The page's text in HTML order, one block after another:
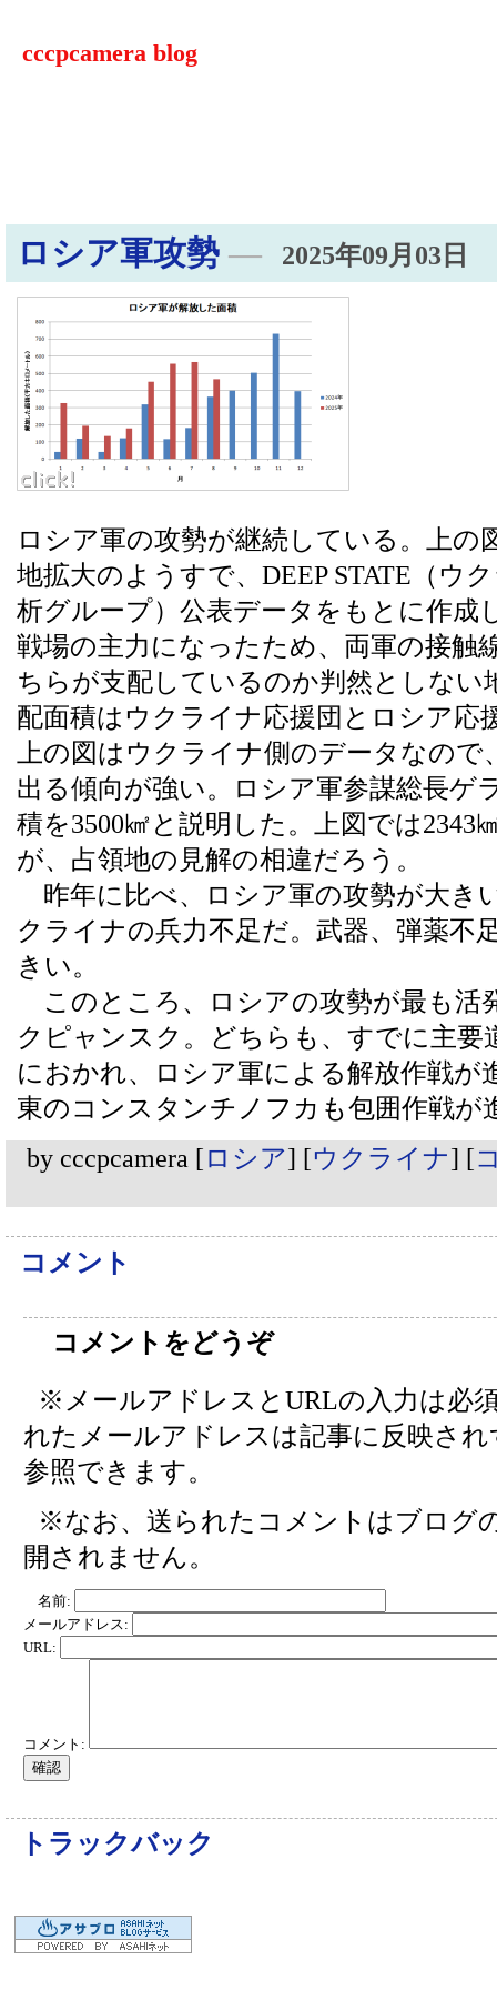
cccpcamera blog
ロシア軍攻勢 ― 2025年09月03日
ロシア軍の攻勢が継続している。上の
地拡大のようすで、DEEP STATE（ウ
析グループ）公表データをもとに作成
戦場の主力になったため、両軍の接触
ちらが支配しているのか判然としない
配面積はウクライナ応援団とロシア応
上の図はウクライナ側のデータなの
出る傾向が強い。ロシア軍参謀総長ゲ
積を3500㎢と説明した。上図では2343
が、占領地の見解の相違だろう。
昨年に比べ、ロシア軍の攻勢が大き
クライナの兵力不足だ。武器、弾薬不
きい。
このところ、ロシアの攻勢が最も活
クピャンスク。どちらも、すでに主要
におかれ、ロシア軍による解放作戦が
東のコンスタンチノフカも包囲作戦が
by cccpcamera [ロシア] [ウクライナ] [
コメント
コメントをどうぞ
※メールアドレスとURLの入力は必
れたメールアドレスは記事に反映さ
参照できます。
※なお、送られたコメントはブログ
開されません。
名前:
メールアドレス:
URL:
コメント:
トラックバック